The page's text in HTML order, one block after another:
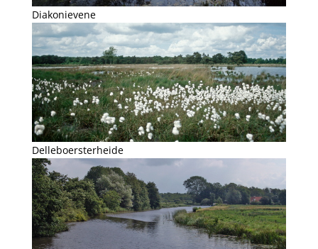
Diakonievene
Delleboersterheide